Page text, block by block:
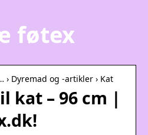
føtex
› Dyremad og -artikler › Kat
kat – 96 cm |